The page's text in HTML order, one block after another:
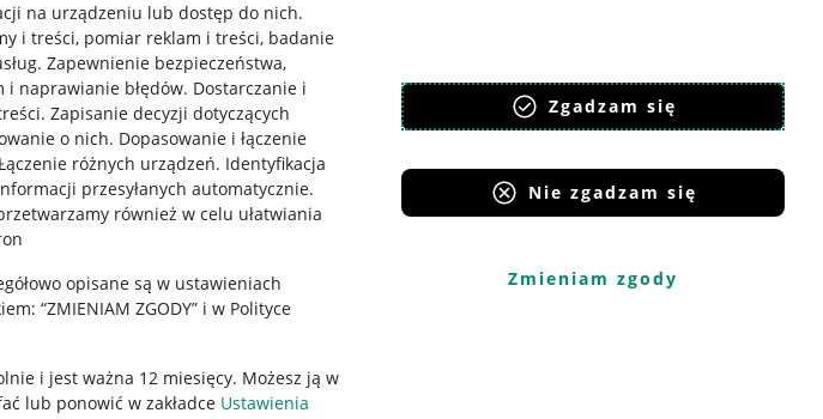
na urządzeniu lub dostęp do nich.
i treści, pomiar reklam i treści, badanie
. Zapewnienie bezpieczeństwa,
i naprawianie błędów. Dostarczanie i
. Zapisanie decyzji dotyczących
o nich. Dopasowanie i łączenie
różnych urządzeń. Identyfikacja
przesyłanych automatycznie.
również w celu ułatwiania
opisane są w ustawieniach
“ZMIENIAM ZGODY” i w Polityce
i jest ważna 12 miesięcy. Możesz ją w
lub ponowić w zakładce Ustawienia
Zgadzam się
Nie zgadzam się
Zmieniam zgody
aplikację